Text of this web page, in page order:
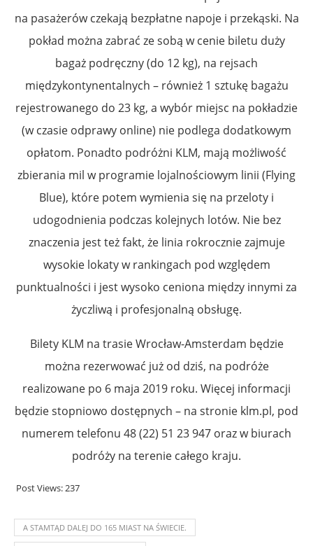
na pasażerów czekają bezpłatne napoje i przekąski. Na
pokład można zabrać ze sobą w cenie biletu duży
bagaż podręczny (do 12 kg), na rejsach
międzykontynentalnych – również 1 sztukę bagażu
rejestrowanego do 23 kg, a wybór miejsc na pokładzie
(w czasie odprawy online) nie podlega dodatkowym
opłatom. Ponadto podróżni KLM, mają możliwość
zbierania mil w programie lojalnościowym linii (Flying
Blue), które potem wymienia się na przeloty i
udogodnienia podczas kolejnych lotów. Nie bez
znaczenia jest też fakt, że linia rokrocznie zajmuje
wysokie lokaty w rankingach pod względem
punktualności i jest wysoko ceniona między innymi za
życzliwą i profesjonalną obsługę.
Bilety KLM na trasie Wrocław-Amsterdam będzie
można rezerwować już od dziś, na podróże
realizowane po 6 maja 2019 roku. Więcej informacji
będzie stopniowo dostępnych – na stronie klm.pl, pod
numerem telefonu 48 (22) 51 23 947 oraz w biurach
podróży na terenie całego kraju.
Post Views:237
A STAMTĄD DALEJ DO 165 MIAST NA ŚWIECIE.